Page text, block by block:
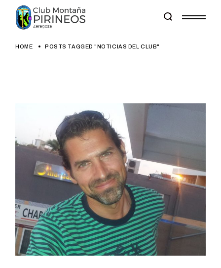
content
HOME POSTS TAGGED "NOTICIAS DEL CLUB"